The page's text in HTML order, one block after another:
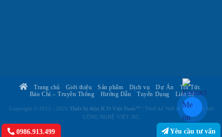
Trang chủ Giới thiệu Sản phẩm Dịch vụ Dự Án
Tin Tức
Báo Chí – Truyền Thông
Hướng Dẫn Tuyển Dụng Liên hệ
Copyright © 2012 - 2026 Thiết bị điện ICO Việt Nam™ | Thiết kế Web & Vận hành bởi
CÔNG NGHỆ VIỆT JSC
0986.913.499 Yêu cầu tư vấn